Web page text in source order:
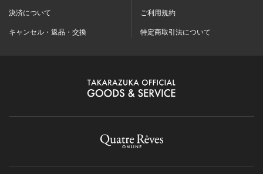
決済について
キャンセル・返品・交換
ご利用規約
特定商取引法について